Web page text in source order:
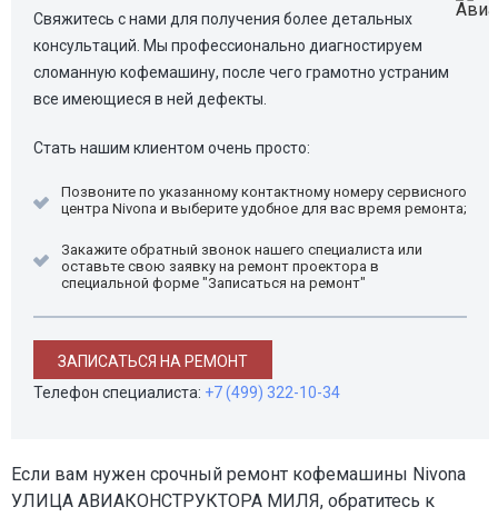
Свяжитесь с нами для получения более детальных
консультаций. Мы профессионально диагностируем
сломанную кофемашину, после чего грамотно устраним
все имеющиеся в ней дефекты.
Стать нашим клиентом очень просто:
Позвоните по указанному контактному номеру сервисного
центра Nivona и выберите удобное для вас время ремонта;
Закажите обратный звонок нашего специалиста или
оставьте свою заявку на ремонт проектора в
специальной форме "Записаться на ремонт"
ЗАПИСАТЬСЯ НА РЕМОНТ
Телефон специалиста: +7 (499) 322-10-34
Если вам нужен срочный ремонт кофемашины Nivona
УЛИЦА АВИАКОНСТРУКТОРА МИЛЯ, обратитесь к